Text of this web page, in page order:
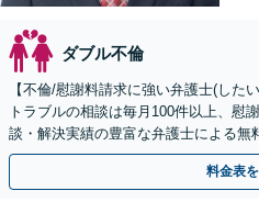
ダブル不倫
【不倫/慰謝料請求に強い弁護士(した
トラブルの相談は毎月100件以上、慰
談・解決実績の豊富な弁護士による無
倫相談は初回0円】 【千葉県全域対応
料金表